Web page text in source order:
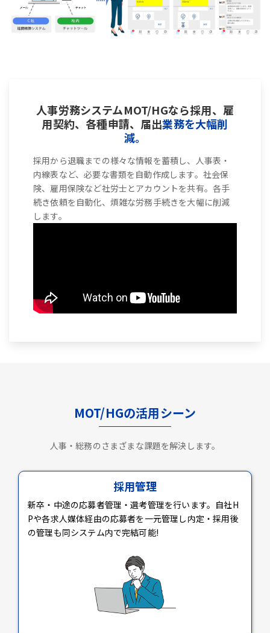
人事労務システムMOT/HGなら採用、雇
用契約、各種申請、届出業務を大幅削
減。
採用から退職までの様々な情報を蓄積し、人事表・
内線表など、必要な書類を自動作成します。社会保
険、雇用保険など社労士とアカウントを共有。各手
続き依頼を自動化、煩雑な労務手続きを大幅に削減
します。
MOT/HGの活用シーン
人事・総務のさまざまな課題を解決します。
採用管理
新卒・中途の応募者管理・選考管理を行います。自社H
Pや各求人媒体経由の応募者を一元管理し内定・採用後
の管理も同システム内で完結可能!